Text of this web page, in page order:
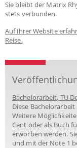
Sie bleibt der Matrix
stets verbunden.
Auf ihrer Website
Reise.
Bachelorarbeit, TU
Diese
Weitere
Cent oder als Buch
erworben werden.
und mit der Note 1